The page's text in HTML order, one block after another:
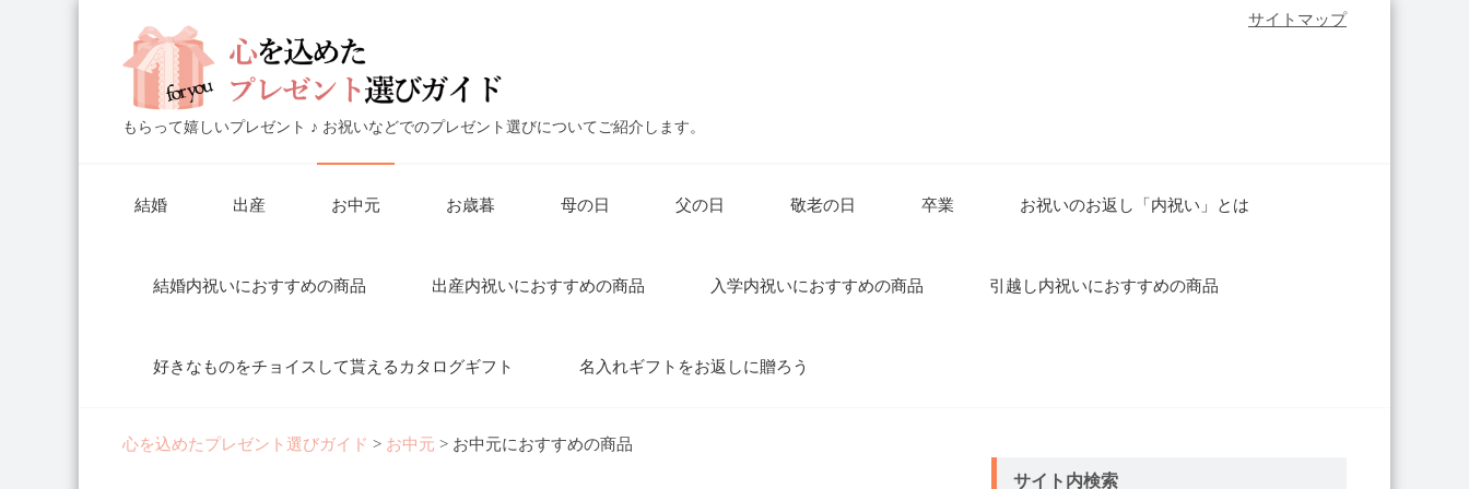
サイトマップ
もらって嬉しいプレゼント ♪ お祝いなどでのプレゼント選びについてご紹介します。
結婚 出産 お中元 お歳暮 母の日 父の日 敬老の日 卒業 お祝いのお返し「内祝い」とは
結婚内祝いにおすすめの商品 出産内祝いにおすすめの商品 入学内祝いにおすすめの商品 引越し内祝いにおすすめの商品
好きなものをチョイスして貰えるカタログギフト 名入れギフトをお返しに贈ろう
心を込めたプレゼント選びガイド > お中元 > お中元におすすめの商品
サイト内検索